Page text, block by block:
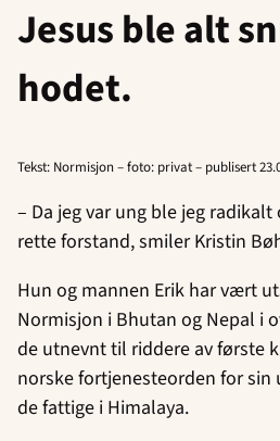
Jesus ble alt
hodet.
Tekst: Normisjon – foto: privat – publisert
– Da jeg var ung ble jeg
rette forstand, smiler Kristin
Hun og mannen Erik har vært
Normisjon i Bhutan og Nepal i
de utnevnt til riddere av første
norske fortjenesteorden for
de fattige i Himalaya.